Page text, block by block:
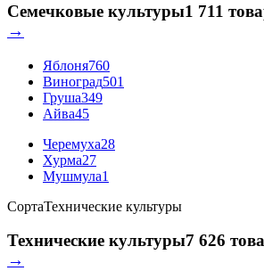
Семечковые культуры1 711
→
Яблоня760
Виноград501
Груша349
Айва45
Черемуха28
Хурма27
Мушмула1
СортаТехнические культуры
Технические культуры7 626
→